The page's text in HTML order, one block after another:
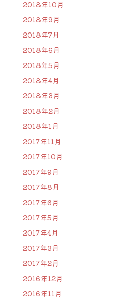
2018年10月
2018年9月
2018年7月
2018年6月
2018年5月
2018年4月
2018年3月
2018年2月
2018年1月
2017年11月
2017年10月
2017年9月
2017年8月
2017年6月
2017年5月
2017年4月
2017年3月
2017年2月
2016年12月
2016年11月